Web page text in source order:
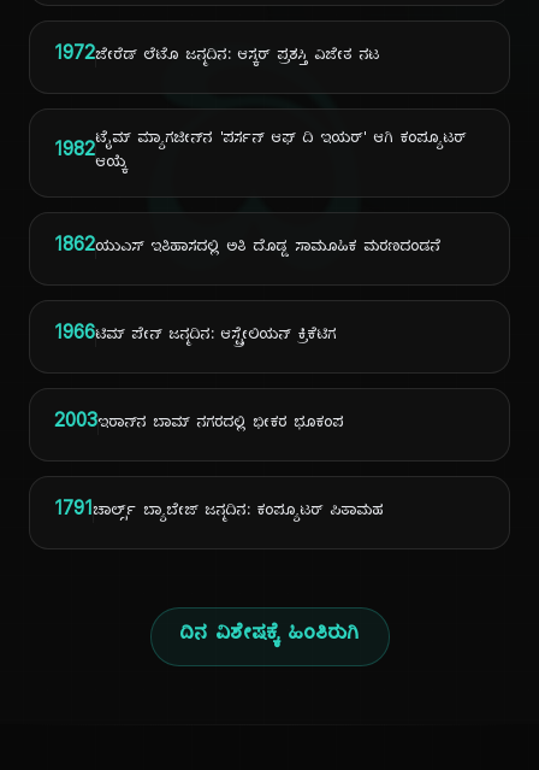
ದಿ
1972ಜೇರೆಡ್ ಲೆಟೊ ಜನ್ಮದಿನ: ಆಸ್ಕರ್ ಪ್ರಶಸ್ತಿ ವಿಜೇತ ನಟ
1982ಟೈಮ್ ಮ್ಯಾಗಜೀನ್‌ನ 'ಪರ್ಸನ್ ಆಫ್ ದಿ ಇಯರ್' ಆಗಿ ಕಂಪ್ಯೂಟರ್
ಆಯ್ಕೆ
1862ಯುಎಸ್ ಇತಿಹಾಸದಲ್ಲಿ ಅತಿ ದೊಡ್ಡ ಸಾಮೂಹಿಕ ಮರಣದಂಡನೆ
1966ಟಿಮ್ ಪೇನ್ ಜನ್ಮದಿನ: ಆಸ್ಟ್ರೇಲಿಯನ್ ಕ್ರಿಕೆಟಿಗ
2003ಇರಾನ್‌ನ ಬಾಮ್ ನಗರದಲ್ಲಿ ಭೀಕರ ಭೂಕಂಪ
1791ಚಾರ್ಲ್ಸ್ ಬ್ಯಾಬೇಜ್ ಜನ್ಮದಿನ: ಕಂಪ್ಯೂಟರ್ ಪಿತಾಮಹ
ದಿನ ವಿಶೇಷಕ್ಕೆ ಹಿಂತಿರುಗಿ